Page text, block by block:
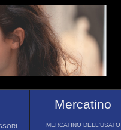
Mercatino
MERCATINO DELL'USATO